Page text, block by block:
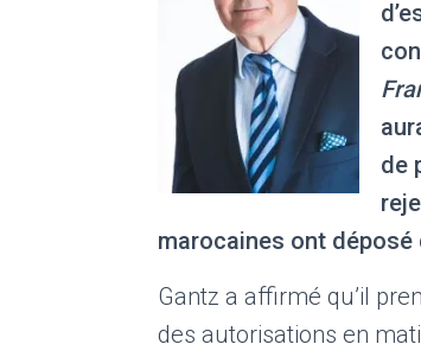
de
marocaines ont
Gantz a affirmé qu’il
des autorisations en